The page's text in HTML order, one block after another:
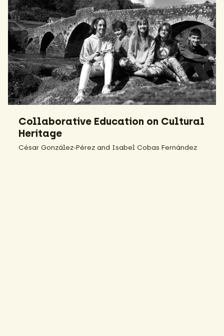
Collaborative Education on Cultural
Heritage
César González-Pérez and Isabel Cobas Fernández